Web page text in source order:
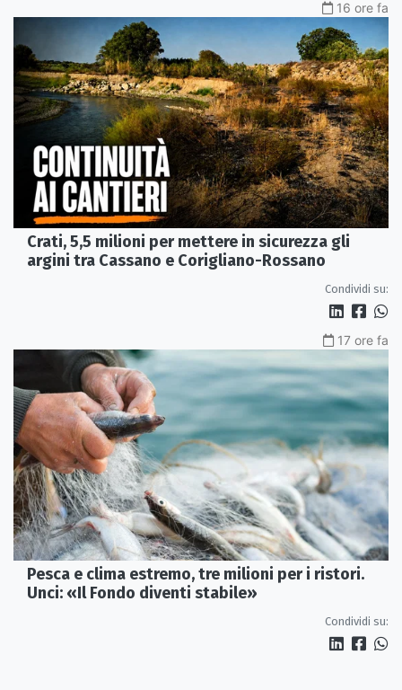
16 ore fa
Crati, 5,5 milioni per mettere in sicurezza gli
argini tra Cassano e Corigliano-Rossano
Condividi su:
17 ore fa
Pesca e clima estremo, tre milioni per i ristori.
Unci: «Il Fondo diventi stabile»
Condividi su: